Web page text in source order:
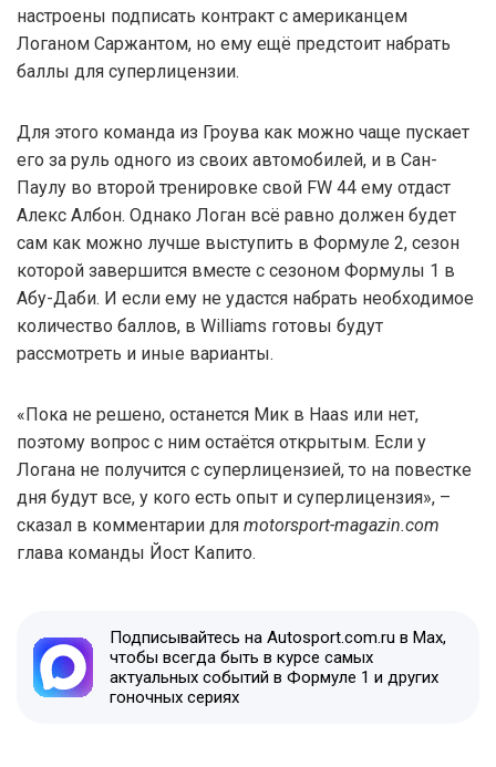
настроены подписать контракт с американцем
Логаном Саржантом, но ему ещё предстоит набрать
баллы для суперлицензии.
Для этого команда из Гроува как можно чаще пускает
его за руль одного из своих автомобилей, и в Сан-
Паулу во второй тренировке свой FW 44 ему отдаст
Алекс Албон. Однако Логан всё равно должен будет
сам как можно лучше выступить в Формуле 2, сезон
которой завершится вместе с сезоном Формулы 1 в
Абу-Даби. И если ему не удастся набрать необходимое
количество баллов, в Williams готовы будут
рассмотреть и иные варианты.
«Пока не решено, останется Мик в Haas или нет,
поэтому вопрос с ним остаётся открытым. Если у
Логана не получится с суперлицензией, то на повестке
дня будут все, у кого есть опыт и суперлицензия», –
сказал в комментарии для motorsport-magazin.com
глава команды Йост Капито.
Подписывайтесь на Autosport.com.ru в Max,
чтобы всегда быть в курсе самых
актуальных событий в Формуле 1 и других
гоночных сериях